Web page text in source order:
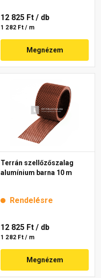
12 825 Ft / db
1 282 Ft / m
Megnézem
Terrán szellőzőszalag
alumínium barna 10 m
Rendelésre
12 825 Ft / db
1 282 Ft / m
Megnézem